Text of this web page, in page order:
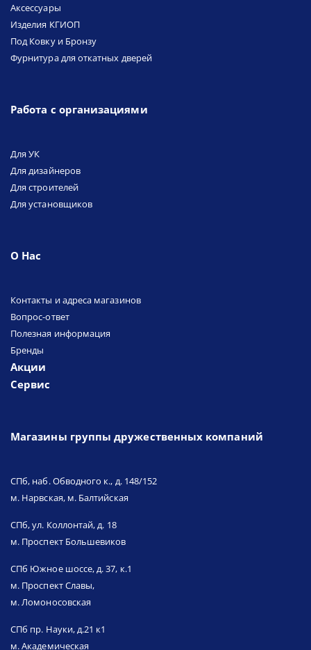
Аксессуары
Изделия КГИОП
Под Ковку и Бронзу
Фурнитура для откатных дверей
Работа с организациями
Для УК
Для дизайнеров
Для строителей
Для установщиков
О Нас
Контакты и адреса магазинов
Вопрос-ответ
Полезная информация
Бренды
Акции
Сервис
Магазины группы дружественных компаний
СПб, наб. Обводного к., д. 148/152
м. Нарвская, м. Балтийская
СПб, ул. Коллонтай, д. 18
м. Проспект Большевиков
СПб Южное шоссе, д. 37, к.1
м. Проспект Славы,
м. Ломоносовская
СПб пр. Науки, д.21 к1
м. Академическая